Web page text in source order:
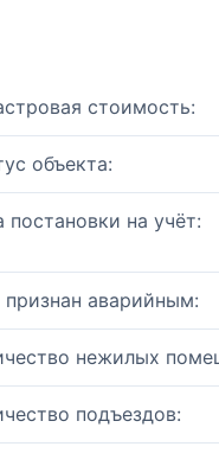
стоимость:
объекта:
постановки на учёт:
аварийным:
нежилых
подъездов: